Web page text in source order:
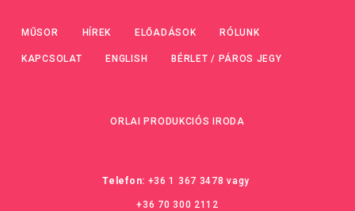
MŰSOR HÍREK ELŐADÁSOK RÓLUNK
KAPCSOLAT ENGLISH BÉRLET / PÁROS JEGY
ORLAI PRODUKCIÓS IRODA
Telefon: +36 1 367 3478 vagy
+36 70 300 2112